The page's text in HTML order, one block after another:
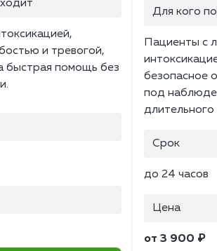
и тревогой,
быстрая помощь без
Для кого
Пациенты с
безопасное
под
Срок
до 24 часов
Цена
от 3 900 ₽